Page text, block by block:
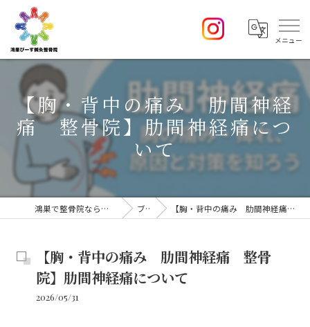
【胸・背中の痛み 肋間神経
痛 整骨院】肋間神経痛につ
いて
鴻巣で整骨院なら鴻巣 ぴーす鍼灸整骨院 ブログ 【胸・背中の痛み 肋間神経痛 整骨院】肋間神経痛について
【胸・背中の痛み 肋間神経痛 整骨
院】肋間神経痛について
2026/05/31